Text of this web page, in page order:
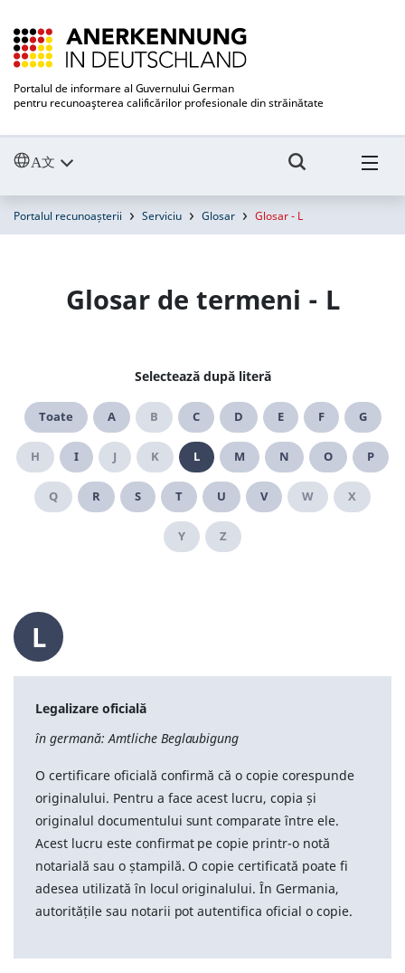
Portalul de informare al Guvernului German
pentru recunoaşterea calificărilor profesionale din străinătate
Portalul recunoașterii Serviciu Glosar Glosar - L
Glosar de termeni - L
Selectează după literă
Toate A B C D E F G
H I J K L M N O P
Q R S T U V W X
Y Z
L
Legalizare oficială
în germană: Amtliche Beglaubigung
O certificare oficială confirmă că o copie corespunde
originalului. Pentru a face acest lucru, copia și
originalul documentului sunt comparate între ele.
Acest lucru este confirmat pe copie printr-o notă
notarială sau o ștampilă. O copie certificată poate fi
adesea utilizată în locul originalului. În Germania,
autoritățile sau notarii pot autentifica oficial o copie.